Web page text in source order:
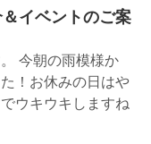
イベントのご案
今朝の雨模様か
！お休みの日はや
ウキウキしますね